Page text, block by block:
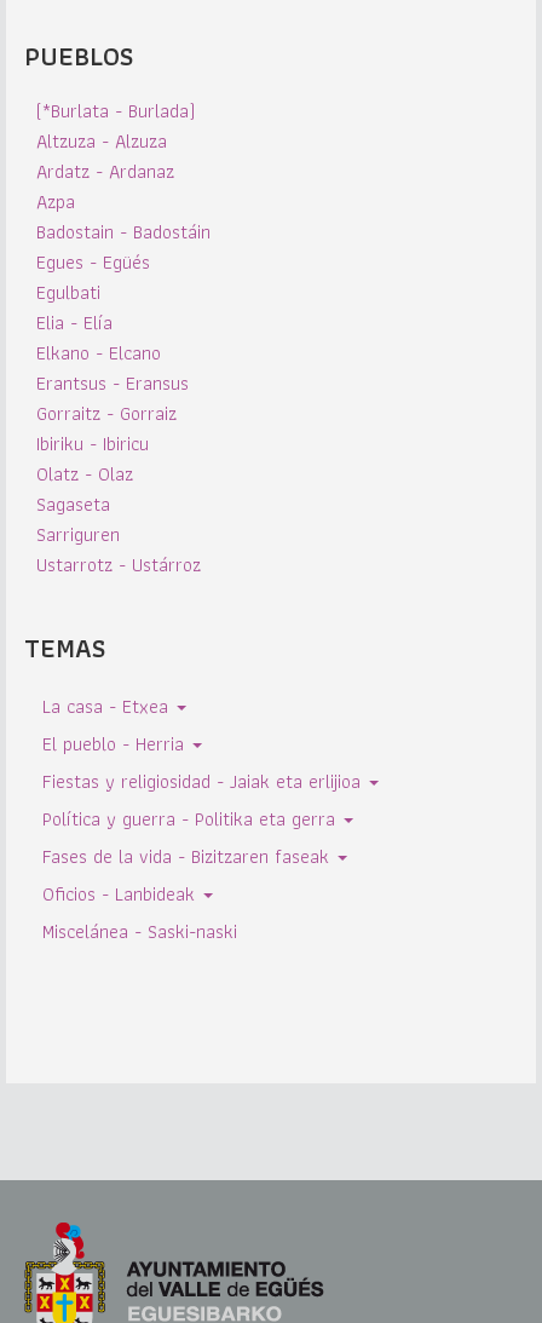
PUEBLOS
(*Burlata - Burlada)
Altzuza - Alzuza
Ardatz - Ardanaz
Azpa
Badostain - Badostáin
Egues - Egüés
Egulbati
Elia - Elía
Elkano - Elcano
Erantsus - Eransus
Gorraitz - Gorraiz
Ibiriku - Ibiricu
Olatz - Olaz
Sagaseta
Sarriguren
Ustarrotz - Ustárroz
TEMAS
La casa - Etxea
El pueblo - Herria
Fiestas y religiosidad - Jaiak eta erlijioa
Política y guerra - Politika eta gerra
Fases de la vida - Bizitzaren faseak
Oficios - Lanbideak
Miscelánea - Saski-naski